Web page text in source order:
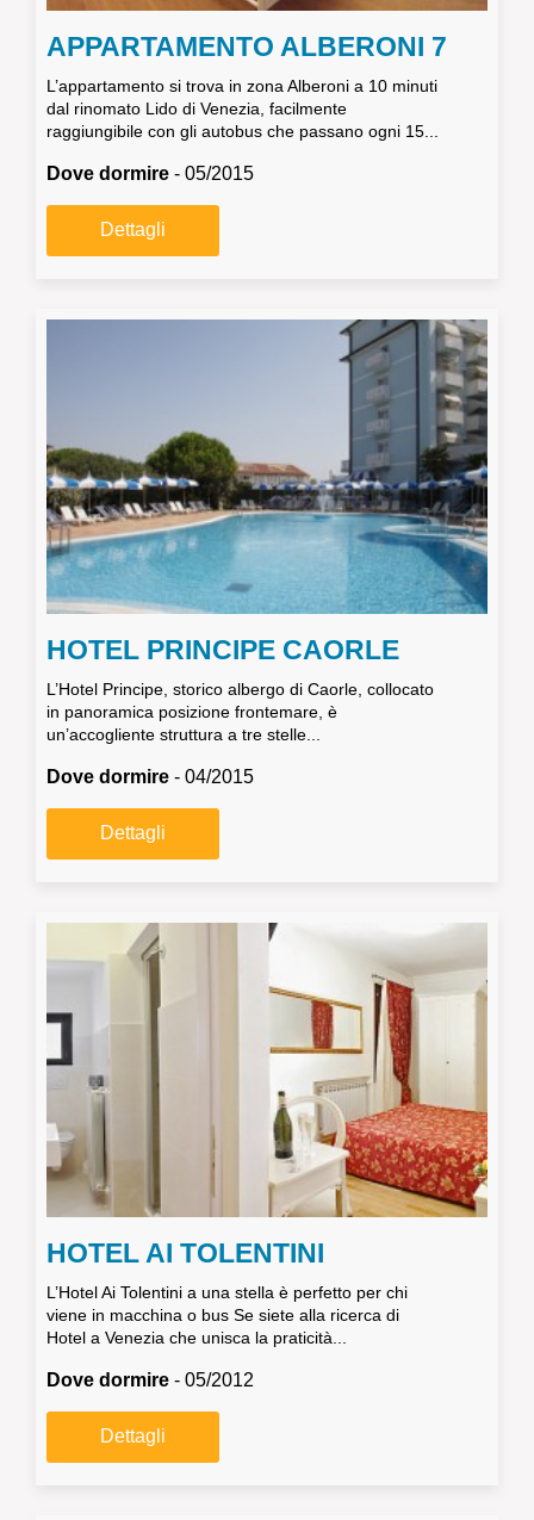
APPARTAMENTO ALBERONI 7
L’appartamento si trova in zona Alberoni a 10 minuti
dal rinomato Lido di Venezia, facilmente
raggiungibile con gli autobus che passano ogni 15...
Dove dormire - 05/2015
Dettagli
HOTEL PRINCIPE CAORLE
L’Hotel Principe, storico albergo di Caorle, collocato
in panoramica posizione frontemare, è
un’accogliente struttura a tre stelle...
Dove dormire - 04/2015
Dettagli
HOTEL AI TOLENTINI
L’Hotel Ai Tolentini a una stella è perfetto per chi
viene in macchina o bus Se siete alla ricerca di
Hotel a Venezia che unisca la praticità...
Dove dormire - 05/2012
Dettagli